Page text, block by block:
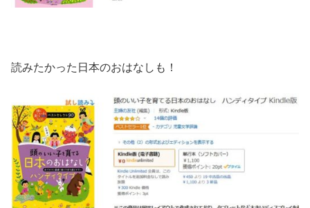
読みたかった日本のおはなしも！